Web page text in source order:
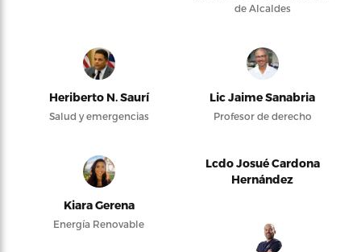
de Alcaldes
Heriberto N. Saurí
Salud y emergencias
Lic Jaime Sanabria
Profesor de derecho
Kiara Gerena
Energía Renovable
Lcdo Josué Cardona
Hernández